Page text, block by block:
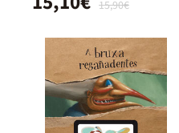
15,90€